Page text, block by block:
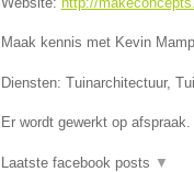
Maak kennis met Kevin
Diensten: Tuinarchitectuur,
Er wordt gewerkt op afspraak.
Laatste facebook posts ▼